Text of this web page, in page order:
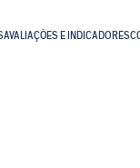
AVALIAÇÕES E INDICADORES